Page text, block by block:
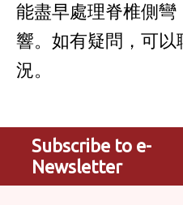
能盡早處理脊椎側
響。如有疑問，可
況。
Subscribe to e-
Newsletter